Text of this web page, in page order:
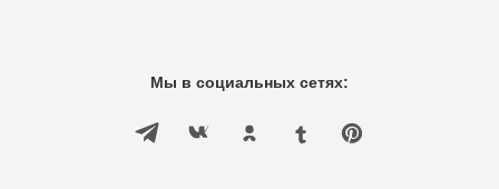
Мы в социальных сетях: